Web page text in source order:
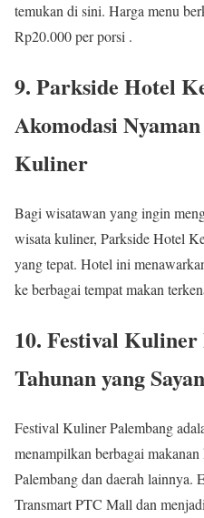
temukan di sini. Harga menu
Rp20.000 per porsi .
9. Parkside Hotel
Akomodasi
Kuliner
Bagi wisatawan yang ingin
wisata kuliner, Parkside Hotel
yang tepat. Hotel ini
ke berbagai tempat makan
10. Festival Kuliner
Tahunan yang
Festival Kuliner Palembang
menampilkan berbagai
Palembang dan daerah lainnya.
Transmart PTC Mall dan